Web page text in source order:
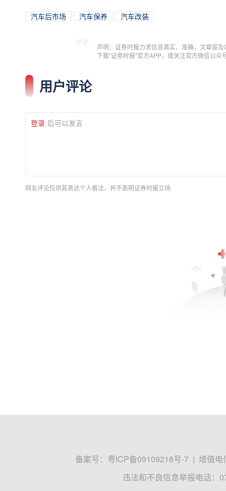
汽车后市场 汽车保养 汽车改装
声明：证券时报力求信息真实、准确，文章提
下载"证券时报"官方APP，或关注官方微信公
用户评论
登录 后可以发言
网友评论仅供其表达个人看法，并不表明证券时报立场
备案号： 粤ICP备09109218号-7 | 增值电
违法和不良信息举报电话：